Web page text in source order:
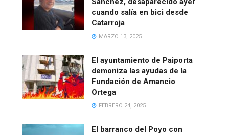
cuando salía en bici desde
Catarroja
MARZO 13, 2025
El ayuntamiento de Paiporta
demoniza las ayudas de la
Fundación de Amancio
Ortega
FEBRERO 24, 2025
El barranco del Poyo con